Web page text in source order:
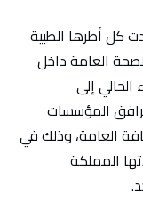
كل أطرها الطبية
العامة داخل
إلى
المؤسسات
العامة، وذلك في
المملكة